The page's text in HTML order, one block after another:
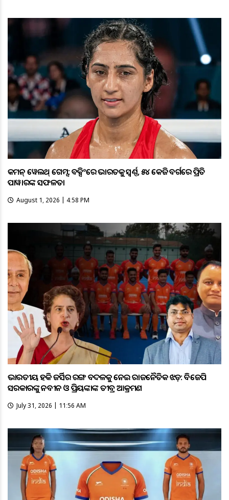
କମନ୍ ୱେଲଥ୍ ଗେମ୍ସ: ବକ୍ସିଂରେ ଭାରତକୁ ସ୍ବର୍ଣ୍ଣ, ୫୪ କେଜି ବର୍ଗରେ ପ୍ରିତି
ପାୱାରଙ୍କ ସଫଳତା
August 1, 2026 | 4:58 PM
ଭାରତୀୟ ହକି ଜର୍ସିର ରଙ୍ଗ ବଦଳକୁ ନେଇ ରାଜନୈତିକ ଝଡ଼: ବିଜେପି
ସରକାରଙ୍କୁ ନବୀନ ଓ ପ୍ରିୟଙ୍କାଙ୍କ ତୀବ୍ର ଆକ୍ରମଣ
July 31, 2026 | 11:56 AM